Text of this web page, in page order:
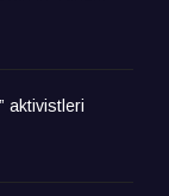
aktivistleri